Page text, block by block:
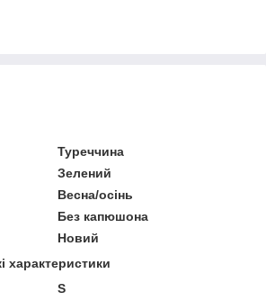
Туреччина
Зелений
Весна/осінь
Без капюшона
Новий
характеристики
S